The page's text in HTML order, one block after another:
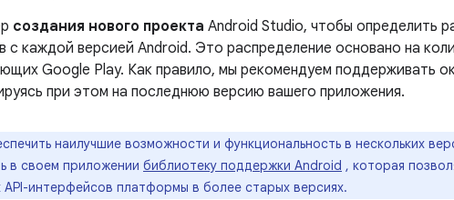
создания нового проекта Android Studio, чтобы определить
с каждой версией Android. Это распределение основано на
Google Play. Как правило, мы рекомендуем поддерживать
при этом на последнюю версию вашего приложения.
наилучшие возможности и функциональность в нескольких
в своем приложении библиотеку поддержки Android , которая
API-интерфейсов платформы в более старых версиях.